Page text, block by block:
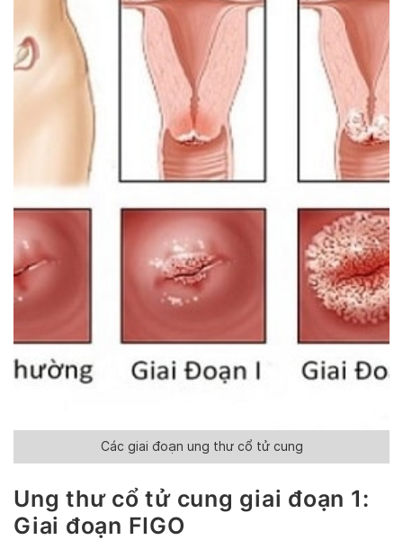
Các giai đoạn ung thư cổ tử cung
Ung thư cổ tử cung giai đoạn 1:
Giai đoạn FIGO